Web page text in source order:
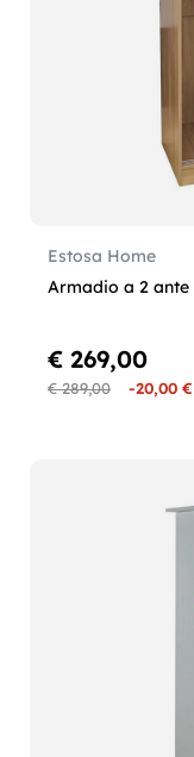
Estosa Home
Armadio a 2 ante
€ 289,00 -20,00 €
€ 269,00